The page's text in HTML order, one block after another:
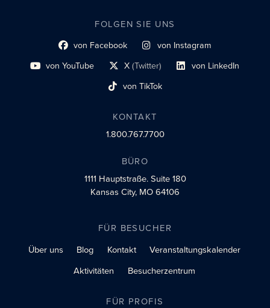
FOLGEN SIE UNS
Link zum sozialen Profil
von Facebook Link zum sozialen Profil
von Instagram
Link zum sozialen Profil
von YouTube X(Twitter)
Social-Profil-Link Link zum sozialen Profil
von LinkedIn
Link zum sozialen Profil
von TikTok
KONTAKT
1.800.767.7700
BÜRO
1111 Hauptstraße.Suite 180
Kansas City, MO 64106
FÜR BESUCHER
Über uns
Blog Kontakt
Veranstaltungskalender
Aktivitäten
Besucherzentrum
FÜR PROFIS